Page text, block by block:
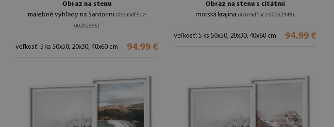
Obraz na stenu
malebné výhľady na Santorini (#zo-mdf-5cz-
00292955)
veľkosť: 5 ks 50x50, 20x30, 40x60 cm 94.99 €
Obraz na stenu s citátmi
morská krajina (#zo-mdf-5cz-00292949)
veľkosť: 5 ks 50x50, 20x30, 40x60 cm 94.99 €